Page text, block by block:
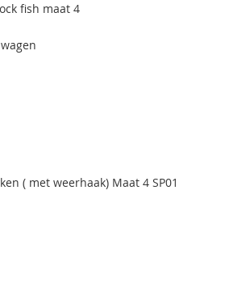
fish maat 4
( met weerhaak) Maat 4 SP01